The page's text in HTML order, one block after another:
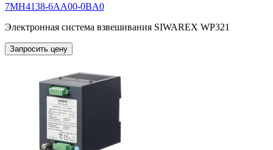
7MH4138-6AA00-0BA0
Электронная система взвешивания SIWAREX WP321
Запросить цену